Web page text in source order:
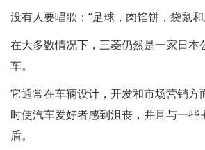
没有人要唱歌：“足球，肉馅饼，袋鼠和
在大多数情况下，三菱仍然是一家日本
车。
它通常在车辆设计，开发和市场营销方
时使汽车爱好者感到沮丧，并且与一些
盾。